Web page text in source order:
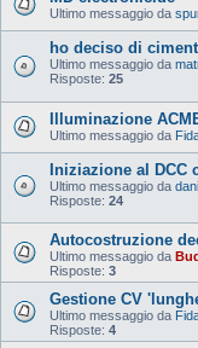
Ultimo messaggio da
ho deciso di
Ultimo messaggio da
Risposte: 25
Illuminazione
Ultimo messaggio da
Iniziazione al DCC
Ultimo messaggio da
Risposte: 24
Autocostruzione
Ultimo messaggio da
Risposte: 3
Gestione CV
Ultimo messaggio da
Risposte: 4